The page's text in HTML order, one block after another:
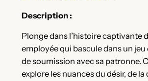
Description :
Plonge dans l’histoire captivante
employée qui bascule dans un
de soumission avec sa patronne.
explore les nuances du désir, de